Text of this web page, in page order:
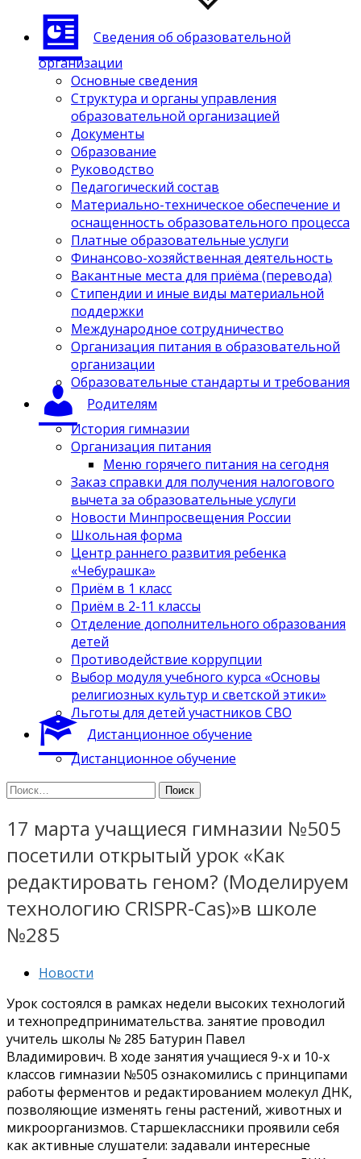
Сведения об образовательной
организации
Основные сведения
Структура и органы управления
образовательной организацией
Документы
Образование
Руководство
Педагогический состав
Материально-техническое обеспечение и
оснащенность образовательного процесса
Платные образовательные услуги
Финансово-хозяйственная деятельность
Вакантные места для приёма (перевода)
Стипендии и иные виды материальной
поддержки
Международное сотрудничество
Организация питания в образовательной
организации
Образовательные стандарты и требования
Родителям
История гимназии
Организация питания
Меню горячего питания на сегодня
Заказ справки для получения налогового
вычета за образовательные услуги
Новости Минпросвещения России
Школьная форма
Центр раннего развития ребенка
«Чебурашка»
Приём в 1 класс
Приём в 2-11 классы
Отделение дополнительного образования
детей
Противодействие коррупции
Выбор модуля учебного курса «Основы
религиозных культур и светской этики»
Льготы для детей участников СВО
Дистанционное обучение
Дистанционное обучение
Найти:
17 марта учащиеся гимназии №505
посетили открытый урок «Как
редактировать геном? (Моделируем
технологию CRISPR-Cas)»в школе
№285
Новости
Урок состоялся в рамках недели высоких технологий
и технопредпринимательства. занятие проводил
учитель школы № 285 Батурин Павел
Владимирович. В ходе занятия учащиеся 9-х и 10-х
классов гимназии №505 ознакомились с принципами
работы ферментов и редактированием молекул ДНК,
позволяющие изменять гены растений, животных и
микроорганизмов. Старшеклассники проявили себя
как активные слушатели: задавали интересные